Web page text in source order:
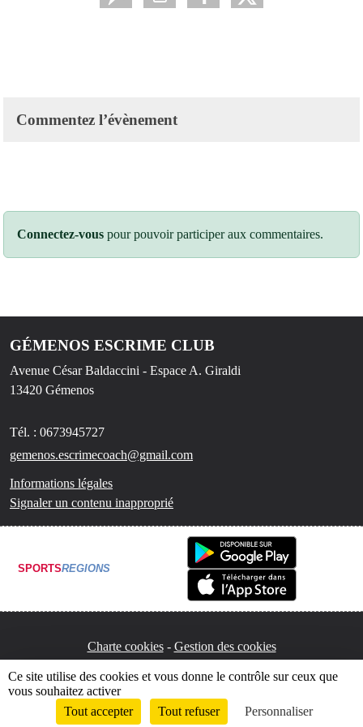
Commentez l’évènement
Connectez-vous pour pouvoir participer aux commentaires.
GÉMENOS ESCRIME CLUB
Avenue César Baldaccini - Espace A. Giraldi
13420 Gémenos
Tél. : 0673945727
gemenos.escrimecoach@gmail.com
Informations légales
Signaler un contenu inapproprié
SPORTSREGIONS
Charte cookies Gestion des cookies
Envie de participer ? Connexion
Ce site utilise des cookies et vous donne le contrôle sur ceux que
vous souhaitez activer
Tout accepter
Tout refuser Personnaliser